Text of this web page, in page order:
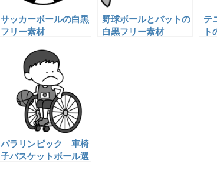
サッカーボールの白黒
フリー素材
野球ボールとバットの
白黒フリー素材
テ
ト
パラリンピック 車椅
子バスケットボール選